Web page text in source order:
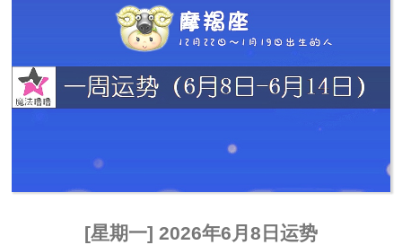
[星期一] 2026年6月8日运势